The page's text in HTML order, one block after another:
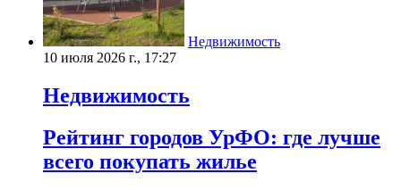
Недвижимость
10 июля 2026 г., 17:27
Недвижимость
Рейтинг городов УрФО: где лучше
всего покупать жилье